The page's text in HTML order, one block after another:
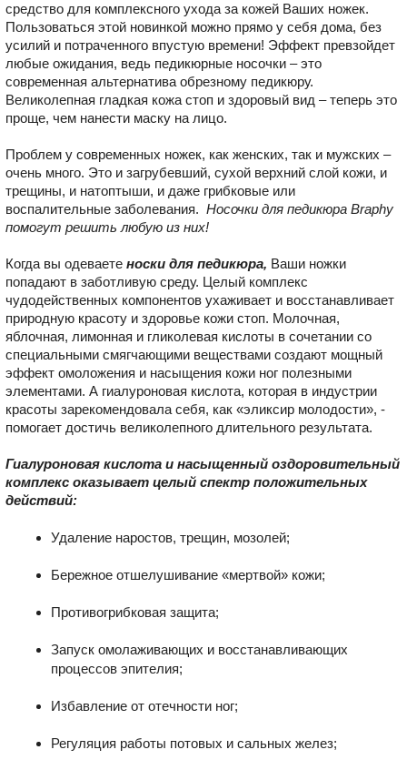
средство для комплексного ухода за кожей Ваших ножек.
Пользоваться этой новинкой можно прямо у себя дома, без
усилий и потраченного впустую времени! Эффект превзойдет
любые ожидания, ведь педикюрные носочки – это
современная альтернатива обрезному педикюру.
Великолепная гладкая кожа стоп и здоровый вид – теперь это
проще, чем нанести маску на лицо.
Проблем у современных ножек, как женских, так и мужских –
очень много. Это и загрубевший, сухой верхний слой кожи, и
трещины, и натоптыши, и даже грибковые или
воспалительные заболевания. Носочки для педикюра Braphy
помогут решить любую из них!
Когда вы одеваете носки для педикюра, Ваши ножки
попадают в заботливую среду. Целый комплекс
чудодейственных компонентов ухаживает и восстанавливает
природную красоту и здоровье кожи стоп. Молочная,
яблочная, лимонная и гликолевая кислоты в сочетании со
специальными смягчающими веществами создают мощный
эффект омоложения и насыщения кожи ног полезными
элементами. А гиалуроновая кислота, которая в индустрии
красоты зарекомендовала себя, как «эликсир молодости», -
помогает достичь великолепного длительного результата.
Гиалуроновая кислота и насыщенный оздоровительный
комплекс оказывает целый спектр положительных
действий:
Удаление наростов, трещин, мозолей;
Бережное отшелушивание «мертвой» кожи;
Противогрибковая защита;
Запуск омолаживающих и восстанавливающих
процессов эпителия;
Избавление от отечности ног;
Регуляция работы потовых и сальных желез;